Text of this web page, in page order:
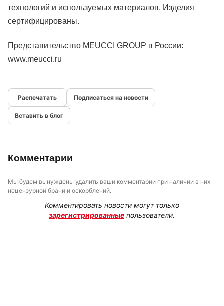
технологий и используемых материалов. Изделия
сертифицированы.
Представительство MEUCCI GROUP в России:
www.meucci.ru
Подписаться на новости
Вставить в блог
Комментарии
Мы будем вынуждены удалить ваши комментарии при наличии в них
нецензурной брани и оскорблений.
Комментировать новости могут только
зарегистрированные пользователи.